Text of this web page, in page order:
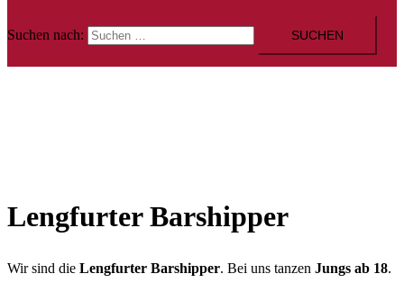
Suchen nach:
Lengfurter Barshipper
Wir sind die Lengfurter Barshipper. Bei uns tanzen Jungs ab 18.